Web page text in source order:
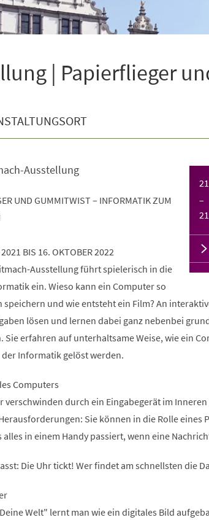
| Papierflieger
–
Ausstellung
UND GUMMITWIST – INFORMATIK ZUM
BIS 16. OKTOBER 2022
Ausstellung führt spielerisch in die
ein. Wieso kann ein Computer so
speichern und wie entsteht ein Film? An
lösen und lernen dabei ganz nebenbei
Sie erfahren auf unterhaltsame Weise, wie ein
Informatik gelöst werden.
Computers
verschwinden durch ein Eingabegerät im
Sie können in die Rolle eines
alles in einem Handy passiert, wenn eine
Die Uhr tickt! Wer findet am schnellsten die
Welt" lernt man wie ein digitales Bild